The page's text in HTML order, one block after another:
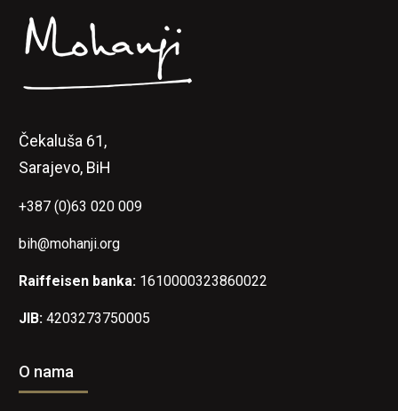
Čekaluša 61,
Sarajevo, BiH
+387 (0)63 020 009
bih@mohanji.org
Raiffeisen banka: 1610000323860022
JIB: 4203273750005
O nama